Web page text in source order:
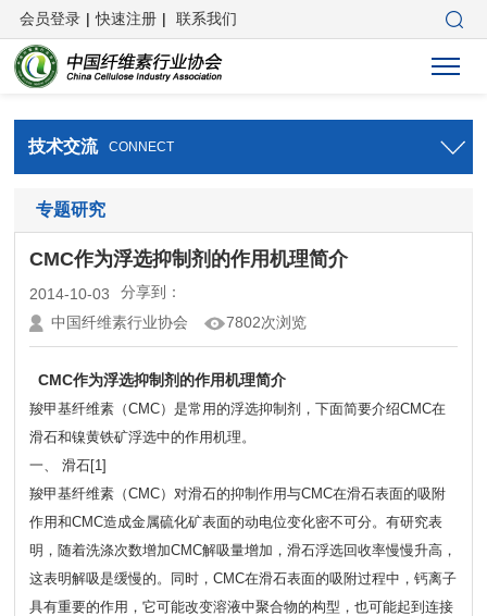
会员登录 | 快速注册 | 联系我们
技术交流 CONNECT
专题研究
CMC作为浮选抑制剂的作用机理简介
2014-10-03
分享到：
中国纤维素行业协会
7802次浏览
CMC作为浮选抑制剂的作用机理简介
羧甲基纤维素（CMC）是常用的浮选抑制剂，下面简要介绍CMC在
滑石和镍黄铁矿浮选中的作用机理。
一、 滑石[1]
羧甲基纤维素（CMC）对滑石的抑制作用与CMC在滑石表面的吸附
作用和CMC造成金属硫化矿表面的动电位变化密不可分。有研究表
明，随着洗涤次数增加CMC解吸量增加，滑石浮选回收率慢慢升高，
这表明解吸是缓慢的。同时，CMC在滑石表面的吸附过程中，钙离子
具有重要的作用，它可能改变溶液中聚合物的构型，也可能起到连接